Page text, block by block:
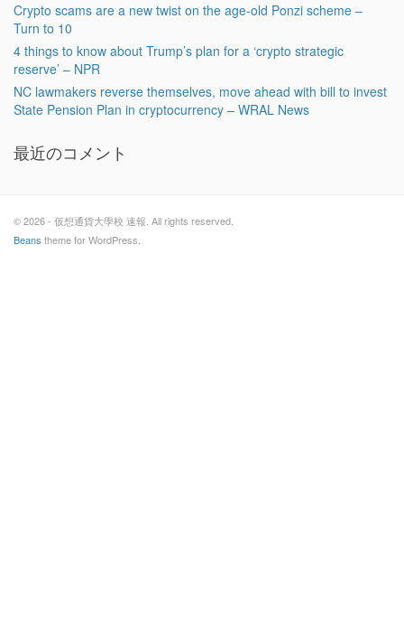
Crypto scams are a new twist on the age-old Ponzi scheme –
Turn to 10
4 things to know about Trump’s plan for a ‘crypto strategic
reserve’ – NPR
NC lawmakers reverse themselves, move ahead with bill to invest
State Pension Plan in cryptocurrency – WRAL News
最近のコメント
© 2026 - 仮想通貨大學校 速報. All rights reserved.
Beans theme for WordPress.